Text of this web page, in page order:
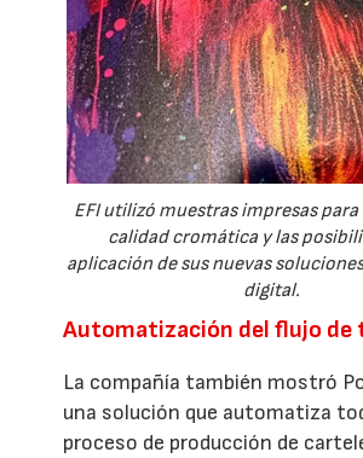
EFI utilizó muestras impresas
calidad cromática y las
aplicación de sus nuevas
digital.
Automatización del flujo de
La compañía también mostró
una solución que automatiza
proceso de producción de